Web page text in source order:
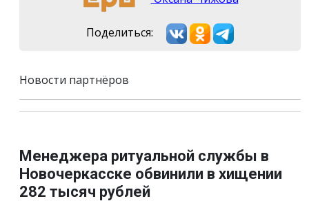
Поделиться:
Новости партнёров
Менеджера ритуальной службы в
Новочеркасске обвинили в хищении
282 тысяч рублей